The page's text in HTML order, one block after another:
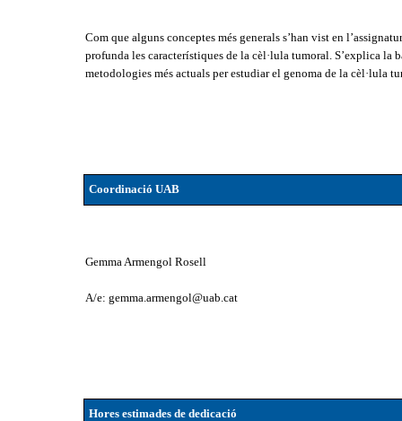
Com que alguns conceptes més generals s’han vist en
profunda les característiques de la cèl·lula tumoral. S’explica la
metodologies més actuals per estudiar el genoma de la cèl·lula
Coordinació UAB
Gemma Armengol Rosell
A/e: gemma.armengol@uab.cat
Hores estimades de dedicació